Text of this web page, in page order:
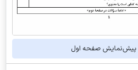
پیش‌نمایش صفحه اول